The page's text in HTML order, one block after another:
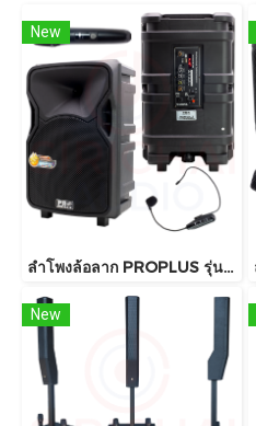
New
ลำโพงล้อลาก PROPLUS รุ่น GX12
New